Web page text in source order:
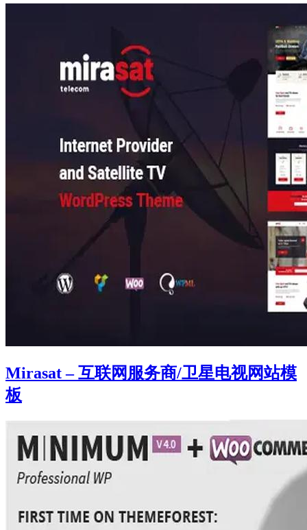
Mirasat – 互联网服务商/卫星电视网站模
板